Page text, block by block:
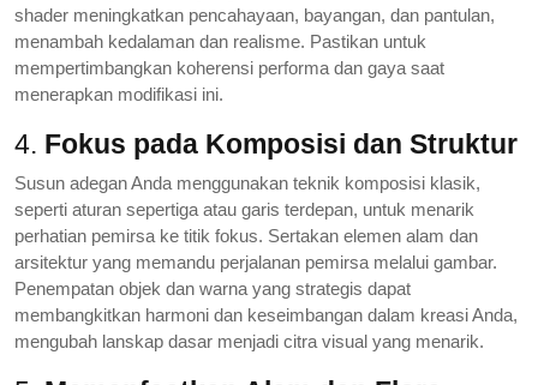
shader meningkatkan pencahayaan, bayangan, dan pantulan,
menambah kedalaman dan realisme. Pastikan untuk
mempertimbangkan koherensi performa dan gaya saat
menerapkan modifikasi ini.
4. Fokus pada Komposisi dan Struktur
Susun adegan Anda menggunakan teknik komposisi klasik,
seperti aturan sepertiga atau garis terdepan, untuk menarik
perhatian pemirsa ke titik fokus. Sertakan elemen alam dan
arsitektur yang memandu perjalanan pemirsa melalui gambar.
Penempatan objek dan warna yang strategis dapat
membangkitkan harmoni dan keseimbangan dalam kreasi Anda,
mengubah lanskap dasar menjadi citra visual yang menarik.